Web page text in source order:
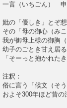
一言（いちごん） 申
妣の「優しき」とぞ
その「母の御心（み
我が御母上様の御胸
幼子のごとき甘え居
「そーっと抱かれた
注釈：
俗に言う「候文（そ
およそ300年ほど昔の